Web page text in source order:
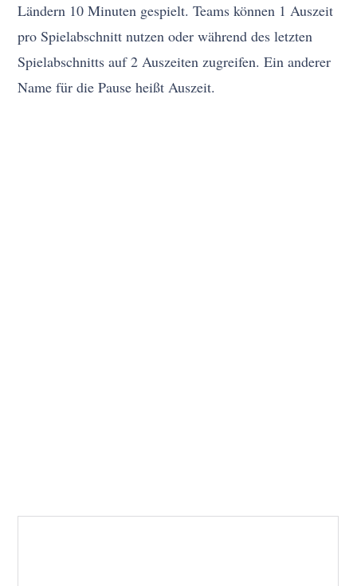
Ländern 10 Minuten gespielt. Teams können 1 Auszeit
pro Spielabschnitt nutzen oder während des letzten
Spielabschnitts auf 2 Auszeiten zugreifen. Ein anderer
Name für die Pause heißt Auszeit.